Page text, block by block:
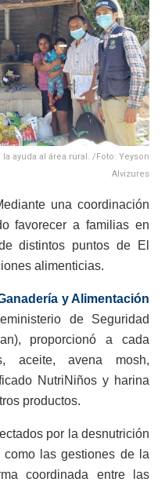
ayuda al área rural. /Foto: Yeyson
Alvizures
una coordinación
favorecer a familias en
distintos puntos de El
alimenticias.
y Alimentación
de Seguridad
proporcionó a cada
aceite, avena mosh,
NutriNiños y harina
productos.
por la desnutrición
las gestiones de la
coordinada entre las